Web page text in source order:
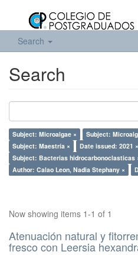
Search
Search
Subject: Microalgae × Subject:
Subject: Maestría ×
Date issued: 2021 ×
Subject: Bacterias hidrocarbonoclasticas
Author: Calao Leon, Nadia Stephany ×
Now showing items 1-1 of 1
Atenuación natural y
fresco con Leersia